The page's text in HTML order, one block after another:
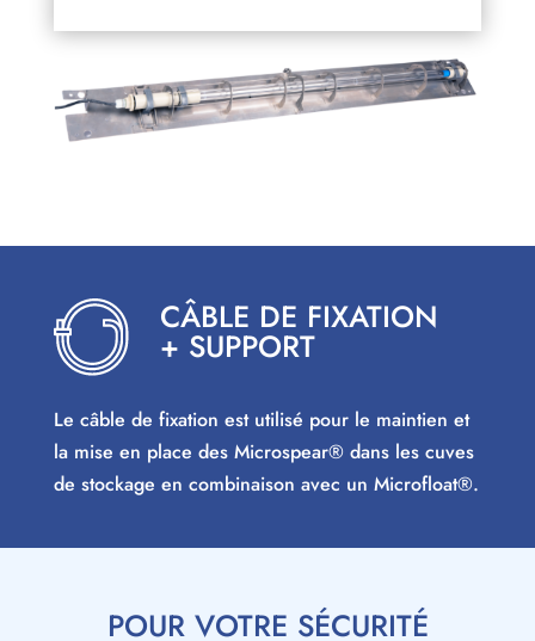
CÂBLE DE FIXATION
+ SUPPORT
Le câble de fixation est utilisé pour le maintien et
la mise en place des Microspear® dans les cuves
de stockage en combinaison avec un Microfloat®.
POUR VOTRE SÉCURITÉ